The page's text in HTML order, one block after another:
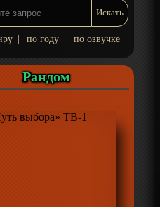
по году по озвучке
Рандом